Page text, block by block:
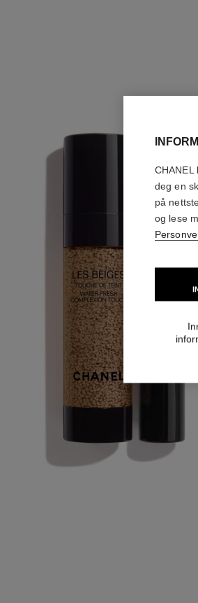
FRESH COMPLEXION TOUCH -
FRESH COMPLEXION TOUCH -
FRESH COMPLEXION TOUCH -
FRESH COMPLEXION TOUCH -
FRESH COMPLEXION TOUCH -
deg en
på
og lese